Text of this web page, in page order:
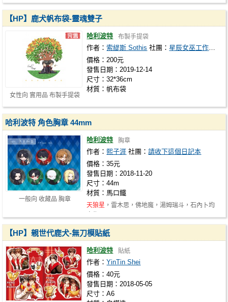
女性向 實用品 布製手提袋
【HP】鹿犬帆布袋-靈魂雙子
哈利波特 布製手提袋
作者：索緹斯 Sothis 社團：星辰女巫工作室 Starlight Witch Studio
價格：200元
發售日期：2019-12-14
尺寸：32*36cm
材質：帆布袋
一般向 收藏品 胸章
哈利波特 角色胸章 44mm
哈利波特 胸章
作者： 熙子涯 社團：請收下這個日記本
價格：35元
發售日期：2018-11-20
尺寸：44m
材質：馬口鐵
天狼星 ，雷木思，佛地魔，湯姆瑞斗，石內卜均
【HP】親世代鹿犬-無刀模貼紙
哈利波特 貼紙
作者：YinTin Shei
價格：40元
發售日期：2018-05-05
尺寸：A6